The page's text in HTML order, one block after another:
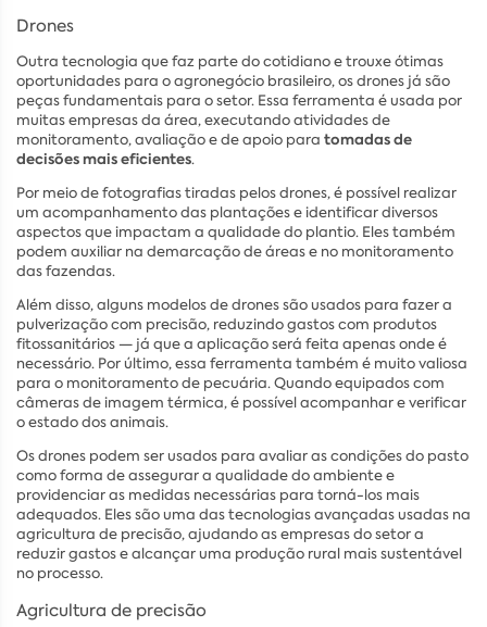
Drones
Outra tecnologia que faz parte do cotidiano e trouxe ótimas
oportunidades para o agronegócio brasileiro, os drones já são
peças fundamentais para o setor. Essa ferramenta é usada por
muitas empresas da área, executando atividades de
monitoramento, avaliação e de apoio para tomadas de
decisões mais eficientes.
Por meio de fotografias tiradas pelos drones, é possível realizar
um acompanhamento das plantações e identificar diversos
aspectos que impactam a qualidade do plantio. Eles também
podem auxiliar na demarcação de áreas e no monitoramento
das fazendas.
Além disso, alguns modelos de drones são usados para fazer a
pulverização com precisão, reduzindo gastos com produtos
fitossanitários — já que a aplicação será feita apenas onde é
necessário. Por último, essa ferramenta também é muito valiosa
para o monitoramento de pecuária. Quando equipados com
câmeras de imagem térmica, é possível acompanhar e verificar
o estado dos animais.
Os drones podem ser usados para avaliar as condições do pasto
como forma de assegurar a qualidade do ambiente e
providenciar as medidas necessárias para torná-los mais
adequados. Eles são uma das tecnologias avançadas usadas na
agricultura de precisão, ajudando as empresas do setor a
reduzir gastos e alcançar uma produção rural mais sustentável
no processo.
Agricultura de precisão